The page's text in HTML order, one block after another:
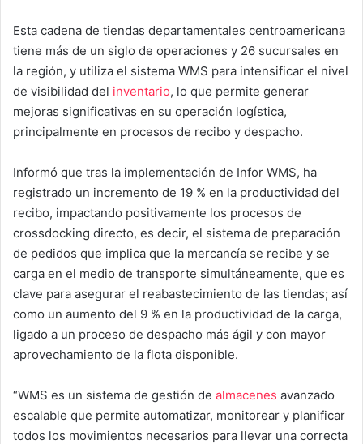
Esta cadena de tiendas departamentales centroamericana
tiene más de un siglo de operaciones y 26 sucursales en
la región, y utiliza el sistema WMS para intensificar el nivel
de visibilidad del inventario, lo que permite generar
mejoras significativas en su operación logística,
principalmente en procesos de recibo y despacho.
Informó que tras la implementación de Infor WMS, ha
registrado un incremento de 19 % en la productividad del
recibo, impactando positivamente los procesos de
crossdocking directo, es decir, el sistema de preparación
de pedidos que implica que la mercancía se recibe y se
carga en el medio de transporte simultáneamente, que es
clave para asegurar el reabastecimiento de las tiendas; así
como un aumento del 9 % en la productividad de la carga,
ligado a un proceso de despacho más ágil y con mayor
aprovechamiento de la flota disponible.
“WMS es un sistema de gestión de almacenes avanzado
escalable que permite automatizar, monitorear y planificar
todos los movimientos necesarios para llevar una correcta